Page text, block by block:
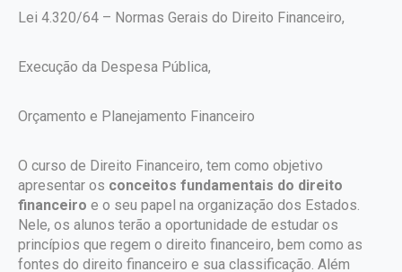
Lei 4.320/64 – Normas Gerais do Direito Financeiro,
Execução da Despesa Pública,
Orçamento e Planejamento Financeiro
O curso de Direito Financeiro, tem como objetivo
apresentar os conceitos fundamentais do direito
financeiro e o seu papel na organização dos Estados.
Nele, os alunos terão a oportunidade de estudar os
princípios que regem o direito financeiro, bem como as
fontes do direito financeiro e sua classificação. Além